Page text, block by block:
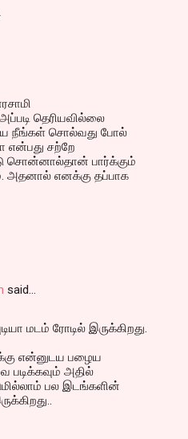
தெரியவில்லை
நீங்கள் சொல்வது போல்
என்பது சற்றே
சொன்னால்தான் பார்க்கும்
அதனால் எனக்கு தப்பாக
said…
மடம் ரோடில் இருக்கிறது.
என்னுடய பழைய
அதில்
பல இடங்களின்